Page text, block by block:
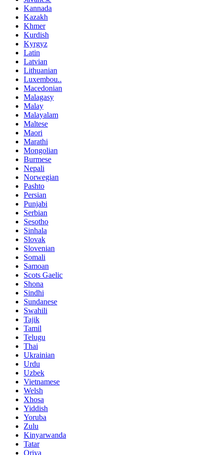
Kannada
Kazakh
Khmer
Kurdish
Kyrgyz
Latin
Latvian
Lithuanian
Luxembou..
Macedonian
Malagasy
Malay
Malayalam
Maltese
Maori
Marathi
Mongolian
Burmese
Nepali
Norwegian
Pashto
Persian
Punjabi
Serbian
Sesotho
Sinhala
Slovak
Slovenian
Somali
Samoan
Scots Gaelic
Shona
Sindhi
Sundanese
Swahili
Tajik
Tamil
Telugu
Thai
Ukrainian
Urdu
Uzbek
Vietnamese
Welsh
Xhosa
Yiddish
Yoruba
Zulu
Kinyarwanda
Tatar
Oriya